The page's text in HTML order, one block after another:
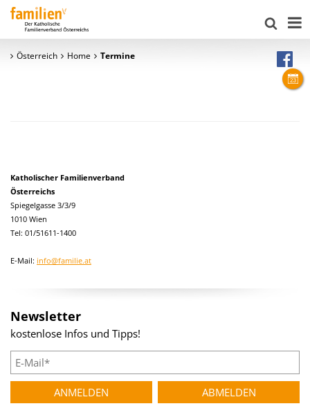
Österreich Home Termine
Katholischer Familienverband
Österreichs
Spiegelgasse 3/3/9
1010 Wien
Tel: 01/51611-1400
E-Mail: info@familie.at
Newsletter
kostenlose Infos und Tipps!